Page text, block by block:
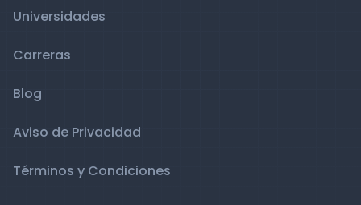
Universidades
Carreras
Blog
Aviso de Privacidad
Términos y Condiciones